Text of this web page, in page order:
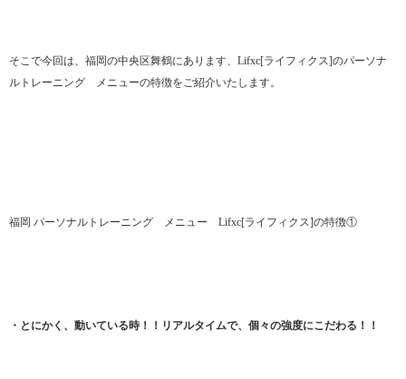
そこで今回は、福岡の中央区舞鶴にあります、Lifxc[ライフィクス]のパーソナ
ルトレーニング メニューの特徴をご紹介いたします。
福岡 パーソナルトレーニング メニュー Lifxc[ライフィクス]の特徴①
・とにかく、動いている時！！リアルタイムで、個々の強度にこだわる！！